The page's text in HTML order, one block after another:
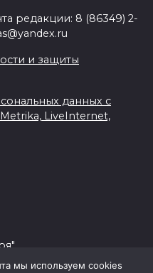
редакции: 8 (86349) 2-
и защиты
данных с
LiveInternet,
мы используем cookies